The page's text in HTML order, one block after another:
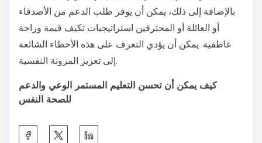
بالإضافة إلى ذلك، يمكن أن يوفر طلب الدعم من الأصدقاء
أو العائلة أو المحترفين استراتيجيات تكيف قيمة وراحة
عاطفية. يمكن أن يؤدي التعرف على هذه الأخطاء الشائعة
إلى تعزيز المرونة النفسية.
كيف يمكن أن تحسن التعليم المستمر الوعي والدعم
للصحة النفس